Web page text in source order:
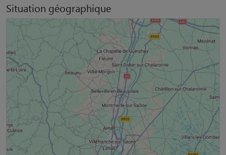
Situation géographique